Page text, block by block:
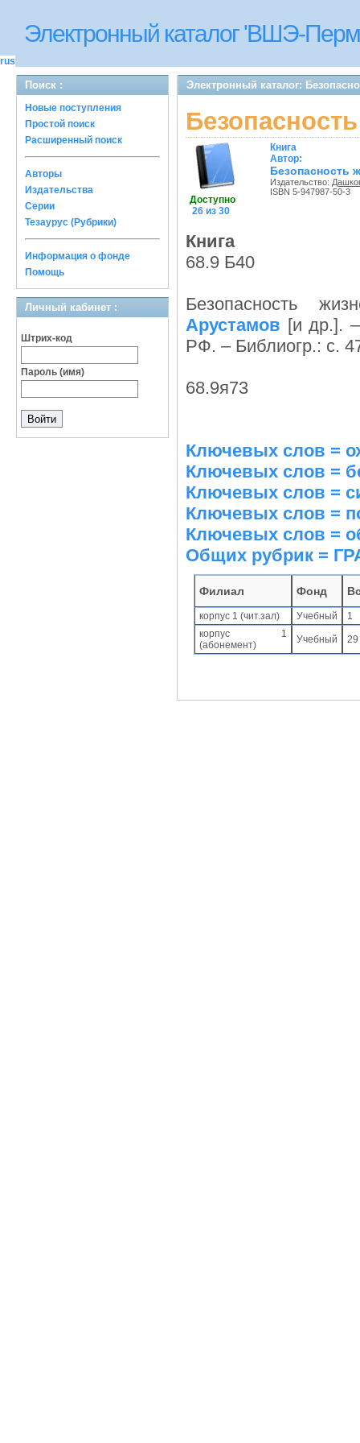
Электронный каталог 'ВШЭ-
rus
Поиск :
Новые поступления
Простой поиск
Расширенный поиск
Авторы
Издательства
Серии
Тезаурус (Рубрики)
Информация о фонде
Помощь
Личный кабинет :
Штрих-код
Пароль (имя)
Электронный каталог:
Доступно
26 из 30
Книга
Автор:
Безопасность
Издательство:
ISBN 5-947987-50-3
Книга
68.9 Б40
Безопасность
Арустамов [и др.].
РФ. – Библиогр.: с.
68.9я73
Ключевых слов =
Ключевых слов =
Ключевых слов =
Ключевых слов =
Ключевых слов =
Общих рубрик =
Филиал Фонд
корпус 1 (чит.зал) Учебный
1
корпус 1
(абонемент)
Учебный 29